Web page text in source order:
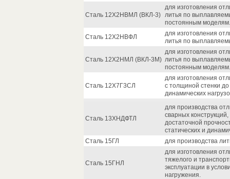
Сталь 12Х2НВМЛ (ВКЛ-3)
для изготовления
литья по
постоянным моделям.
Сталь 12Х2НВФЛ
для изготовления
литья по
Сталь 12Х2НМЛ (ВКЛ-3М)
для изготовления
литья по
постоянным моделям.
Сталь 12Х7Г3СЛ
для изготовления
с толщиной стенки
динамических
Сталь 13ХНДФТЛ
для производства
сварных
достаточной
статических и
Сталь 15ГЛ
для производства
Сталь 15ГНЛ
для изготовления
тяжелого и
эксплуатации в
нагружения.